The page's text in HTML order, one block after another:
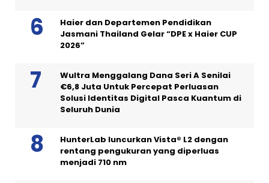
Haier dan Departemen Pendidikan
Jasmani Thailand Gelar “DPE x Haier CUP
2026”
Wultra Menggalang Dana Seri A Senilai
€6,8 Juta Untuk Percepat Perluasan
Solusi Identitas Digital Pasca Kuantum di
Seluruh Dunia
HunterLab luncurkan Vista® L2 dengan
rentang pengukuran yang diperluas
menjadi 710 nm